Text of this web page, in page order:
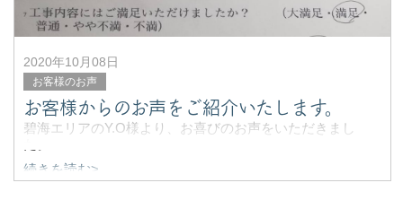
2020年10月08日
お客様のお声
お客様からのお声をご紹介いたします。
碧海エリアのY.O様より、お喜びのお声をいただきまし
■工事内容：
続きを読む>